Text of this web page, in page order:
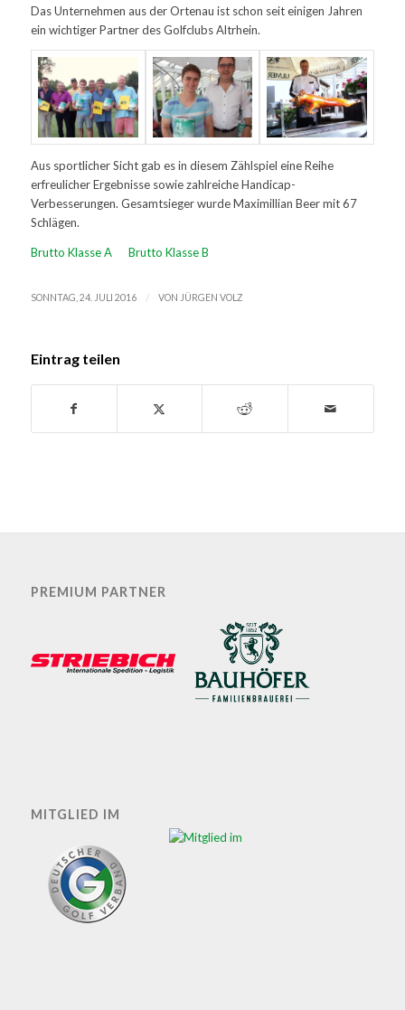
Das Unternehmen aus der Ortenau ist schon seit einigen Jahren
ein wichtiger Partner des Golfclubs Altrhein.
Aus sportlicher Sicht gab es in diesem Zählspiel eine Reihe
erfreulicher Ergebnisse sowie zahlreiche Handicap-
Verbesserungen. Gesamtsieger wurde Maximillian Beer mit 67
Schlägen.
Brutto Klasse A Brutto Klasse B
SONNTAG, 24. JULI 2016 / VON JÜRGEN VOLZ
Eintrag teilen
PREMIUM PARTNER
MITGLIED IM